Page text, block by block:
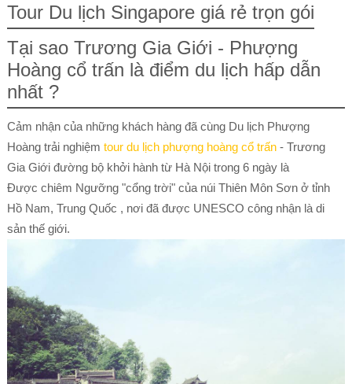
Tour Du lịch Singapore giá rẻ trọn gói
Tại sao Trương Gia Giới - Phượng
Hoàng cổ trấn là điểm du lịch hấp dẫn
nhất ?
Cảm nhận của những khách hàng đã cùng Du lịch Phượng
Hoàng trải nghiệm tour du lịch phượng hoàng cổ trấn- Trương
Gia Giới đường bộ khởi hành từ Hà Nội trong 6 ngày là
Được chiêm Ngưỡng "cổng trời" của núi Thiên Môn Sơn ở tỉnh
Hồ Nam, Trung Quốc , nơi đã được UNESCO công nhận là di
sản thế giới.